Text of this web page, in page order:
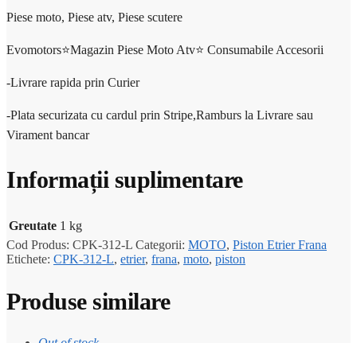
Piese moto, Piese atv, Piese scutere
Evomotors⭐️Magazin Piese Moto Atv⭐️ Consumabile Accesorii
-Livrare rapida prin Curier
-Plata securizata cu cardul prin Stripe,Ramburs la Livrare sau
Virament bancar
Informații suplimentare
Greutate 1 kg
Cod Produs: CPK-312-L Categorii: MOTO, Piston Etrier Frana
Etichete: CPK-312-L, etrier, frana, moto, piston
Produse similare